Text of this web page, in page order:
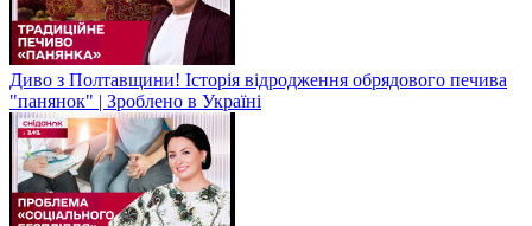
Диво з Полтавщини! Історія відродження обрядового печива
"панянок" | Зроблено в Україні